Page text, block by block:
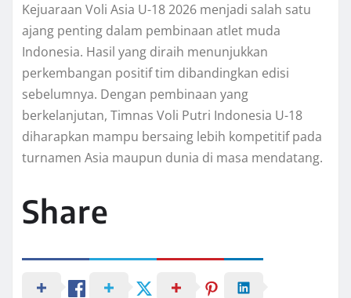
Kejuaraan Voli Asia U-18 2026 menjadi salah satu
ajang penting dalam pembinaan atlet muda
Indonesia. Hasil yang diraih menunjukkan
perkembangan positif tim dibandingkan edisi
sebelumnya. Dengan pembinaan yang
berkelanjutan, Timnas Voli Putri Indonesia U-18
diharapkan mampu bersaing lebih kompetitif pada
turnamen Asia maupun dunia di masa mendatang.
Share